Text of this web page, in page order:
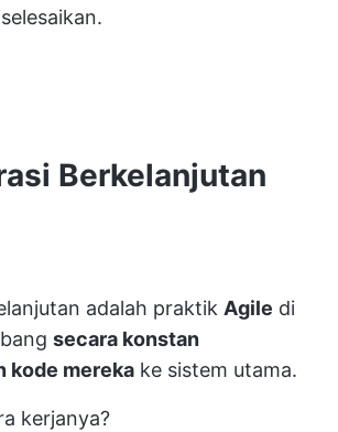
Berkelanjutan
adalah praktik Agile di
secara konstan
kode mereka ke sistem utama.
kerjanya?